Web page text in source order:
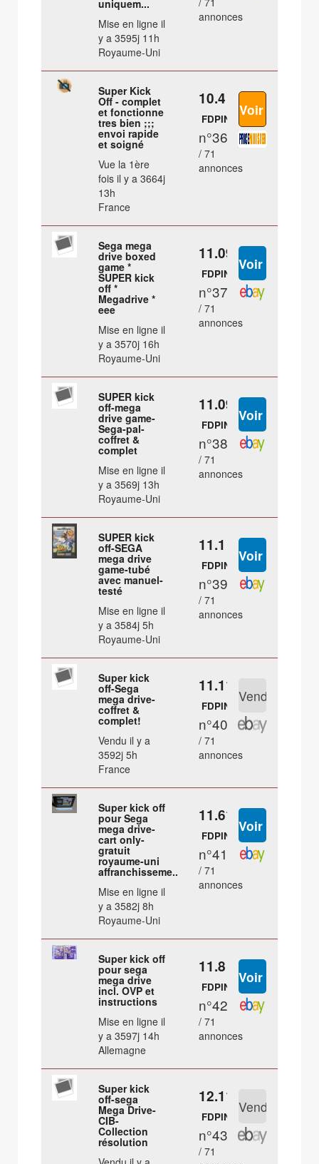
uniquem...
Mise en ligne il
y a 3595j 11h
Royaume-Uni
annonces
Super Kick
Off - complet
et fonctionne
tres bien ;;;
envoi rapide
et soigné
Vue la 1ère
fois il y a 3664j
13h
France
10.4 €
FDPIN
n°36
/ 71
annonces
Sega mega
drive boxed
game *
SUPER kick
off *
Megadrive *
eee
Mise en ligne il
y a 3570j 16h
Royaume-Uni
11.09 €
FDPIN
n°37
/ 71
annonces
SUPER kick
off-mega
drive game-
Sega-pal-
coffret &
complet
Mise en ligne il
y a 3569j 13h
Royaume-Uni
11.09 €
FDPIN
n°38
/ 71
annonces
SUPER kick
off-SEGA
mega drive
game-tubé
avec manuel-
testé
Mise en ligne il
y a 3584j 5h
Royaume-Uni
11.1 €
FDPIN
n°39
/ 71
annonces
Super kick
off-Sega
mega drive-
coffret &
complet!
Vendu il y a
3592j 5h
France
11.11 €
FDPIN
n°40
/ 71
annonces
Super kick off
pour Sega
mega drive-
cart only-
gratuit
royaume-uni
affranchisseme...
Mise en ligne il
y a 3582j 8h
Royaume-Uni
11.61 €
FDPIN
n°41
/ 71
annonces
Super kick off
pour sega
mega drive
incl. OVP et
instructions
Mise en ligne il
y a 3597j 14h
Allemagne
11.8 €
FDPIN
n°42
/ 71
annonces
Super kick
off-sega
Mega Drive-
CIB-
Collection
résolution
12.11 €
FDPIN
n°43
/ 71